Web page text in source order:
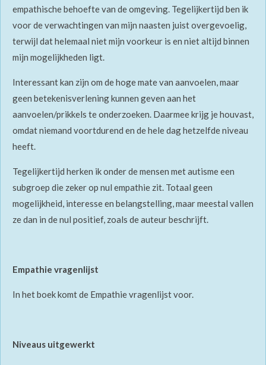
empathische behoefte van de omgeving. Tegelijkertijd ben ik
voor de verwachtingen van mijn naasten juist overgevoelig,
terwijl dat helemaal niet mijn voorkeur is en niet altijd binnen
mijn mogelijkheden ligt.
Interessant kan zijn om de hoge mate van aanvoelen, maar
geen betekenisverlening kunnen geven aan het
aanvoelen/prikkels te onderzoeken. Daarmee krijg je houvast,
omdat niemand voortdurend en de hele dag hetzelfde niveau
heeft.
Tegelijkertijd herken ik onder de mensen met autisme een
subgroep die zeker op nul empathie zit. Totaal geen
mogelijkheid, interesse en belangstelling, maar meestal vallen
ze dan in de nul positief, zoals de auteur beschrijft.
Empathie vragenlijst
In het boek komt de Empathie vragenlijst voor.
Niveaus uitgewerkt